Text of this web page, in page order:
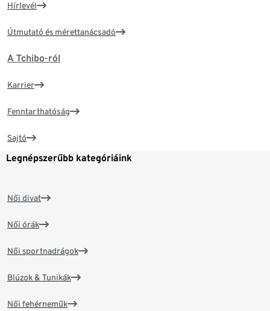
Hírlevél
Útmutató és mérettanácsadó
A Tchibo-ról
Karrier
Fenntarthatóság
Sajtó
Legnépszerűbb kategóriáink
Női divat
Női órák
Női sportnadrágok
Blúzok & Tunikák
Női fehérneműk